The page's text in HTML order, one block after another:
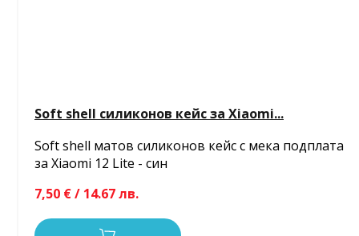
Soft shell силиконов кейс за Xiaomi...
Soft shell матов силиконов кейс с мека подплата
за Xiaomi 12 Lite - син
7,50 € / 14.67 лв.